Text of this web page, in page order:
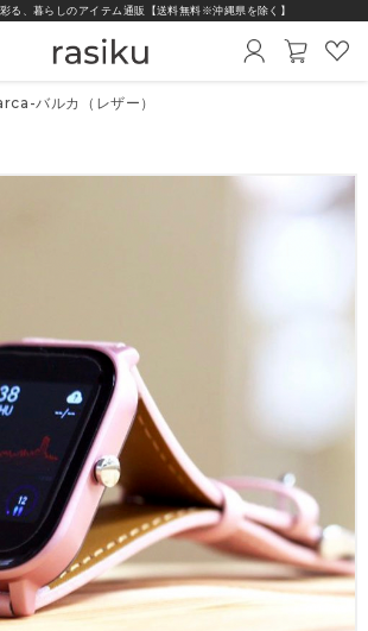
る、暮らしのアイテム通販【送料無料※沖縄県を除く】
バルカ（レザー）